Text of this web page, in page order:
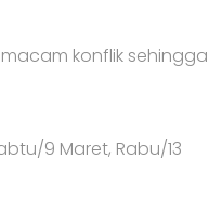
konflik sehingga
9 Maret, Rabu/13